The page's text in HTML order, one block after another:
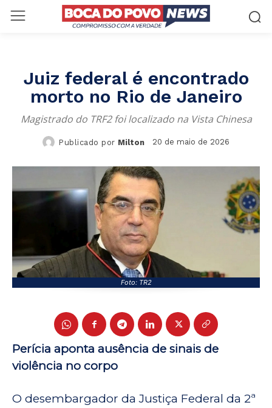
Juiz federal é encontrado
morto no Rio de Janeiro
Magistrado do TRF2 foi localizado na Vista Chinesa
Publicado por Milton 20 de maio de 2026
Foto: TR2
Perícia aponta ausência de sinais de
violência no corpo
O desembargador da Justiça Federal da 2ª